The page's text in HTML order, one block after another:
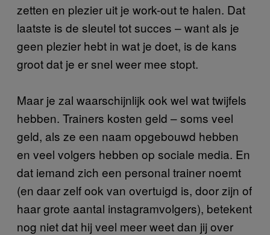
zetten en plezier uit je work-out te halen. Dat
laatste is de sleutel tot succes – want als je
geen plezier hebt in wat je doet, is de kans
groot dat je er snel weer mee stopt.
Maar je zal waarschijnlijk ook wel wat twijfels
hebben. Trainers kosten geld – soms veel
geld, als ze een naam opgebouwd hebben
en veel volgers hebben op sociale media. En
dat iemand zich een personal trainer noemt
(en daar zelf ook van overtuigd is, door zijn of
haar grote aantal instagramvolgers), betekent
nog niet dat hij veel meer weet dan jij over